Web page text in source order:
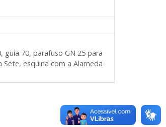
70, parafuso GN 25 para
esquina com a Alameda